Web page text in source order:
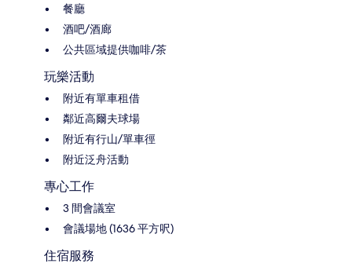
餐廳
酒吧/酒廊
公共區域提供咖啡/茶
玩樂活動
附近有單車租借
鄰近高爾夫球場
附近有行山/單車徑
附近泛舟活動
專心工作
3 間會議室
會議場地 (1636 平方呎)
住宿服務